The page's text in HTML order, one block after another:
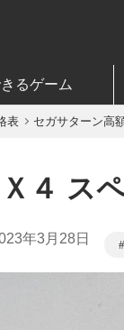
るゲーム
表 セガサターン高
４ ス
年3月28日